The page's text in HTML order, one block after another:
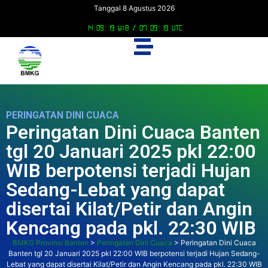
Tanggal 8 Agustus 2026
14:09:20 WIB / 07:09:20 UTC
PERINGATAN DINI CUACA
Peringatan Dini Cuaca Banten
tgl 20 Januari 2025 pkl 22:00
WIB berpotensi terjadi Hujan
Sedang-Lebat yang dapat
disertai Kilat/Petir dan Angin
Kencang pada pkl. 22:30 WIB
BMKG Provinsi Banten > Peringatan Dini Cuaca > Peringatan Dini Cuaca
Banten tgl 20 Januari 2025 pkl 22:00 WIB berpotensi terjadi Hujan Sedang-
Lebat yang dapat disertai Kilat/Petir dan Angin Kencang pada pkl. 22:30 WIB